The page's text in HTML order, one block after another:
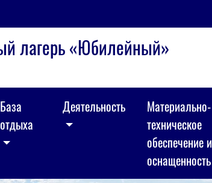
лагерь «Юбилейный»
База
отдыха
Деятельность
Материально-
техническое
обеспечение и
оснащенность